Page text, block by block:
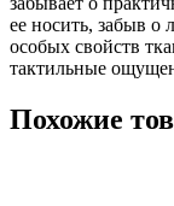
ее носить, забыв о
особых свойств
тактильные
Похожие